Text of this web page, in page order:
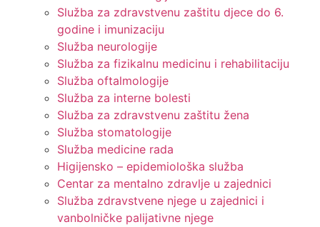
Služba za zdravstvenu zaštitu djece do 6.
godine i imunizaciju
Služba neurologije
Služba za fizikalnu medicinu i rehabilitaciju
Služba oftalmologije
Služba za interne bolesti
Služba za zdravstvenu zaštitu žena
Služba stomatologije
Služba medicine rada
Higijensko – epidemiološka služba
Centar za mentalno zdravlje u zajednici
Služba zdravstvene njege u zajednici i
vanbolničke palijativne njege